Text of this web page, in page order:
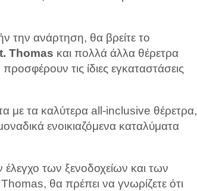
την ανάρτηση, θα βρείτε το
Thomas και πολλά άλλα θέρετρα
τις ίδιες εγκαταστάσεις
με τα καλύτερα all-inclusive θέρετρα,
ενοικιαζόμενα καταλύματα
των ξενοδοχείων και των
θα πρέπει να γνωρίζετε ότι